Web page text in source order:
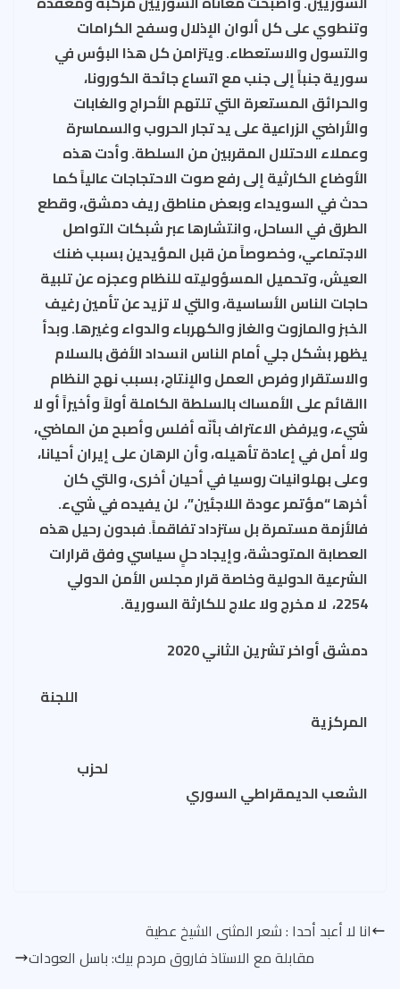
وتنطوي على كل ألوان الإذلال وسفح الكرامات
والتسول والاستعطاء. ويتزامن كل هذا البؤس في
سورية جنباً إلى جنب مع اتساع جائحة الكورونا،
والحرائق المستعرة التي تلتهم الأحراج والغابات
والأراضي الزراعية على يد تجار الحروب والسماسرة
وعملاء الاحتلال المقربين من السلطة. وأدت هذه
الأوضاع الكارثية إلى رفع صوت الاحتجاجات عالياً كما
حدث في السويداء وبعض مناطق ريف دمشق، وقطع
الطرق في الساحل، وانتشارها عبر شبكات التواصل
الاجتماعي، وخصوصاً من قبل المؤيدين بسبب ضنك
العيش، وتحميل المسؤوليته للنظام وعجزه عن تلبية
حاجات الناس الأساسية، والتي لا تزيد عن تأمين رغيف
الخبز والمازوت والغاز والكهرباء والدواء وغيرها. وبدأ
يظهر بشكل جلي أمام الناس انسداد الأفق بالسلام
والاستقرار وفرص العمل والإنتاج، بسبب نهج النظام
االقائم على الأمساك بالسلطة الكاملة أولاً وأخيراً أو لا
شيء، ويرفض الاعتراف بأنّه أفلس وأصبح من الماضي،
ولا أمل في إعادة تأهيله، وأن الرهان على إيران أحيانا،
وعلى بهلوانيات روسيا في أحيان أخرى، والتي كان
أخرها “مؤتمر عودة اللاجئين”، لن يفيده في شيء.
فالأزمة مستمرة بل ستزداد تفاقماً. فبدون رحيل هذه
العصابة المتوحشة، وإيجاد حلٍ سياسي وفق قرارات
الشرعية الدولية وخاصة قرار مجلس الأمن الدولي
2254، لا مخرج ولا علاج للكارثة السورية.
دمشق أواخر تشرين الثاني 2020
اللجنة
المركزية
لحزب
الشعب الديمقراطي السوري
انا لا أعبد أحدا : شعر المثنى الشيخ عطية
مقابلة مع الاستاذ فاروق مردم بيك: باسل العودات